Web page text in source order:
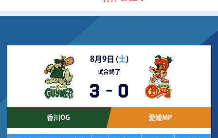
8月9日 (土)
試合終了
3 - 0
香川OG 愛媛MP